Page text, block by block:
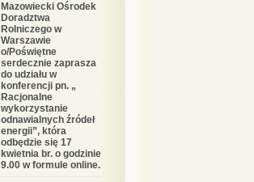
Mazowiecki Ośrodek
Doradztwa
Rolniczego w
Warszawie
o/Poświętne
serdecznie zaprasza
do udziału w
konferencji pn. „
Racjonalne
wykorzystanie
odnawialnych źródeł
energii”, która
odbędzie się 17
kwietnia br. o godzinie
9.00 w formule online.